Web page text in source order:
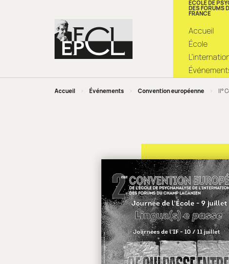
ÉCOLE DE
DES FORUMS
FRANCE
Accueil
École
Accueil > Événements > Convention européenne > II°